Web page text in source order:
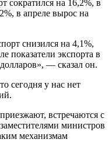
сократился на 16,2%, в
в апреле вырос на
снизился на 4,1%,
показатели экспорта в
— сказал он.
сегодня у нас нет
встречаются с
министров
механизмам